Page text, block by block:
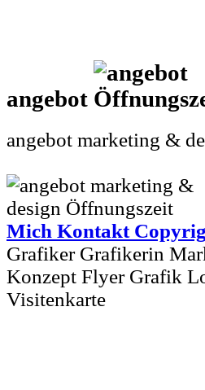
angebot
angebot marketing &
Mich Kontakt
Grafiker Grafikerin
Konzept Flyer Grafik
Visitenkarte